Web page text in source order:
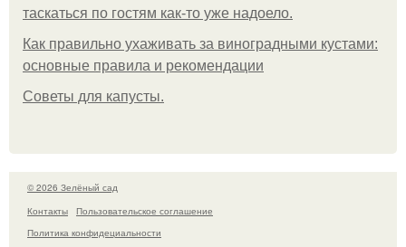
таскаться по гостям как-то уже надоело.
Как правильно ухаживать за виноградными кустами:
основные правила и рекомендации
Советы для капусты.
© 2026 Зелёный сад
Контакты
Пользовательское соглашение
Политика конфидециальности